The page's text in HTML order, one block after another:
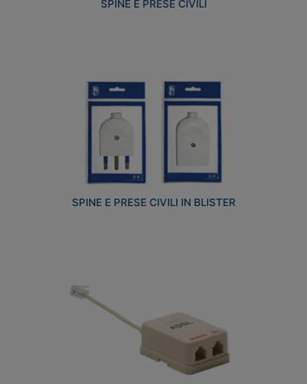
SPINE E PRESE CIVILI
SPINE E PRESE CIVILI IN BLISTER